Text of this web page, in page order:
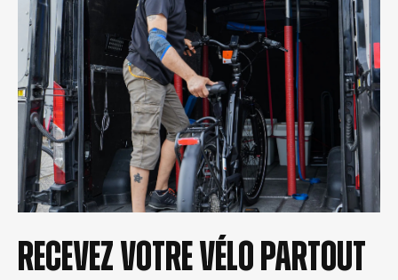
Recevez votre vélo partout